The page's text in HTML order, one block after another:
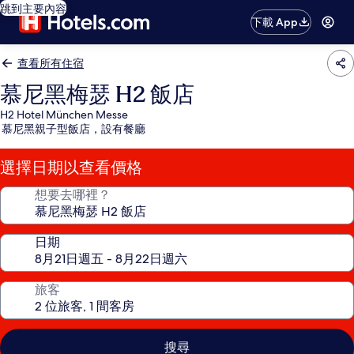
跳到主要內容
下載 App
查看所有住宿
慕尼黑梅瑟 H2 飯店
H2 Hotel München Messe
慕尼黑親子型飯店，設有餐廳
選擇日期以查看價格
想要去哪裡？
日期
旅客
搜尋